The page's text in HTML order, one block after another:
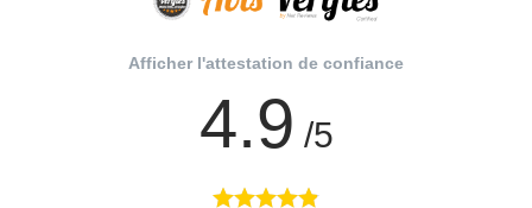
Afficher l'attestation de confiance
4.9 /5